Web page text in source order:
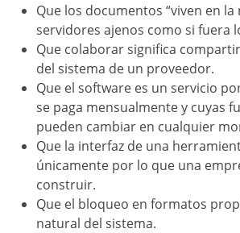
Que los documentos “viven en la
servidores ajenos como si fuera
Que colaborar significa
del sistema de un proveedor.
Que el software es un servicio
se paga mensualmente y cuyas
pueden cambiar en cualquier
Que la interfaz de una
únicamente por lo que una
construir.
Que el bloqueo en formatos
natural del sistema.